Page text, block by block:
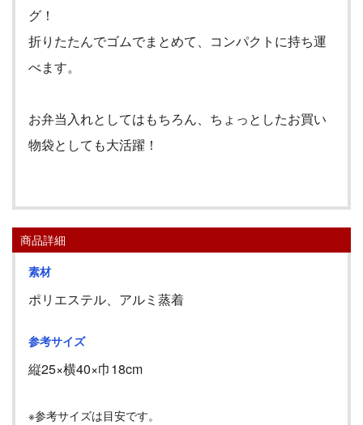
グ！
折りたたんでゴムでまとめて、コンパクトに持ち運
べます。
お弁当入れとしてはもちろん、ちょっとしたお買い
物袋としても大活躍！
商品詳細
素材
ポリエステル、アルミ蒸着
参考サイズ
縦25×横40×巾18cm
※参考サイズは目安です。